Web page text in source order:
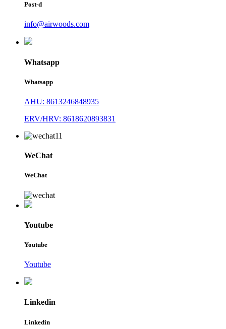
Post-d
info@airwoods.com
Whatsapp
Whatsapp
AHU: 8613246848935
ERV/HRV: 8618620893831
WeChat
WeChat
Youtube
Youtube
Youtube
Linkedin
Linkedin